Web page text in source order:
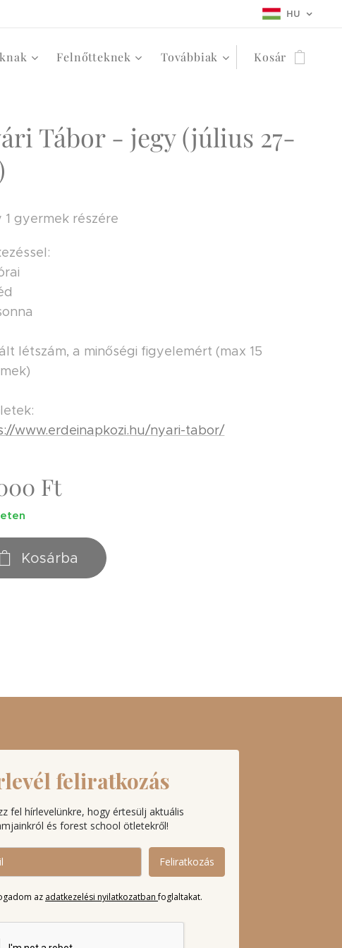
HU
Felnőtteknek Továbbiak Kosár
Tábor - jegy (július 27-
1 gyermek részére
létszám, a minőségi figyelemért (max 15
www.erdeinapkozi.hu/nyari-tabor/
Ft
Kosárba
feliratkozás
fel hírlevelünkre, hogy értesülj aktuális
és forest school ötletekről!
Feliratkozás
az adatkezelési nyilatkozatbanfoglaltakat.